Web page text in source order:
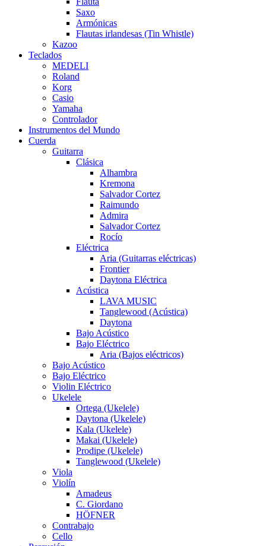
Saxo
Armónicas
Flautas irlandesas (Tin Whistle)
Kazoo
Teclados
MEDELI
Roland
Korg
Casio
Yamaha
Controlador
Instrumentos del Mundo
Cuerda
Guitarra
Clásica
Alhambra
Kremona
Salvador Cortez
Raimundo
Admira
Salvador Cortez
Rocío
Eléctrica
Aria (Guitarras eléctricas)
Frontier
Daytona Eléctrica
Acústica
LAVA MUSIC
Tanglewood (Acústica)
Daytona
Bajo Acústico
Bajo Eléctrico
Aria (Bajos eléctricos)
Bajo Acústico
Bajo Eléctrico
Violin Eléctrico
Ukelele
Ortega (Ukelele)
Daytona (Ukelele)
Kala (Ukelele)
Makai (Ukelele)
Prodipe (Ukelele)
Tanglewood (Ukelele)
Viola
Violín
Amadeus
C. Giordano
HÖFNER
Contrabajo
Cello